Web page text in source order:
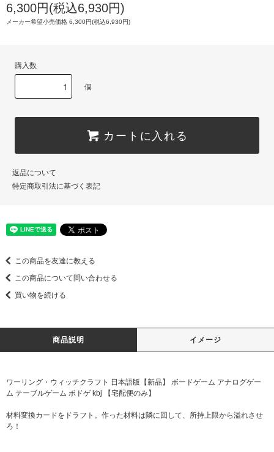
6,300円(税込6,930円)
メーカー希望小売価格 6,300円(税込6,930円)
購入数
個
カートに入れる
返品について
特定商取引法に基づく表記
この商品を友達に教える
この商品について問い合わせる
買い物を続ける
商品説明 イメージ
ワーリング・ウィッチクラフト 日本語版【新品】 ボードゲーム アナログゲー
ム テーブルゲーム ボドゲ kbj 【宅配便のみ】
材料変換カードをドラフト。作った材料は隣に回して、所持上限から溢れさせ
ろ！